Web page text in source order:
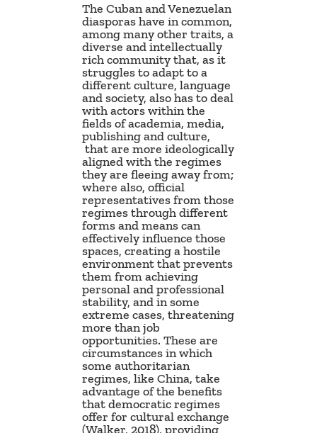
The Cuban and Venezuelan
diasporas have in common,
among many other traits, a
diverse and intellectually
rich community that, as it
struggles to adapt to a
different culture, language
and society, also has to deal
with actors within the
fields of academia, media,
publishing and culture,
that are more ideologically
aligned with the regimes
they are fleeing away from;
where also, official
representatives from those
regimes through different
forms and means can
effectively influence those
spaces, creating a hostile
environment that prevents
them from achieving
personal and professional
stability, and in some
extreme cases, threatening
more than job
opportunities. These are
circumstances in which
some authoritarian
regimes, like China, take
advantage of the benefits
that democratic regimes
offer for cultural exchange
(Walker, 2018), providing